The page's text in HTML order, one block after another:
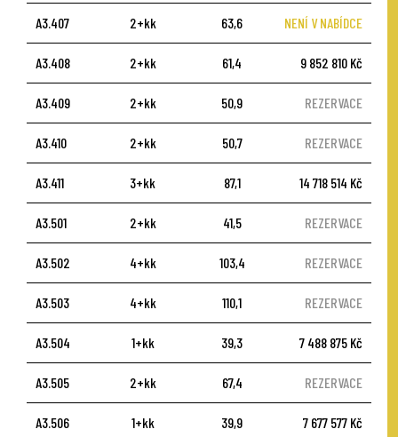
A3.407 2+kk 63,6 NENÍ V NABÍDCE
A3.408 2+kk 61,4 9 852 810 Kč
A3.409 2+kk 50,9 REZERVACE
A3.410 2+kk 50,7 REZERVACE
A3.411 3+kk 87,1 14 718 514 Kč
A3.501 2+kk 41,5 REZERVACE
A3.502 4+kk 103,4 REZERVACE
A3.503 4+kk 110,1 REZERVACE
A3.504 1+kk 39,3 7 488 875 Kč
A3.505 2+kk 67,4 REZERVACE
A3.506 1+kk 39,9 7 677 577 Kč